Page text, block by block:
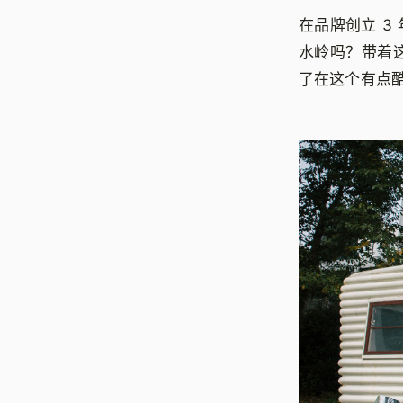
在品牌创立 3
水岭吗？带着
了在这个有点